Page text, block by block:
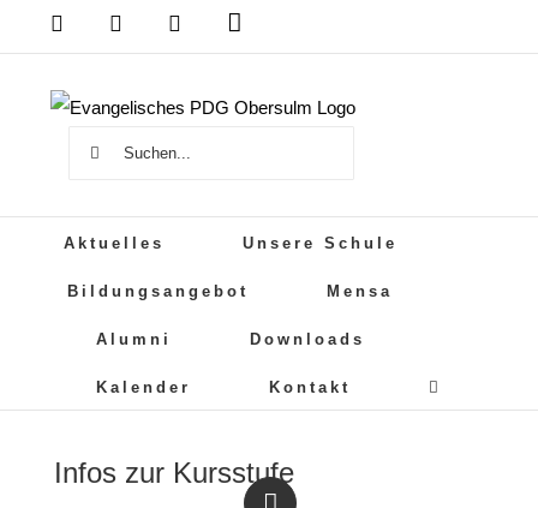
Inhalt
springen
DSB MensaPDG
PDG
Instagram
Suche
Aktuelles Unsere Schule
Bildungsangebot Mensa
Alumni Downloads
Kalender Kontakt
Infos zur Kursstufe